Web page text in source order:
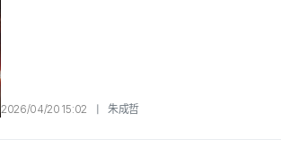
2026/04/20 15:02 | 朱成哲